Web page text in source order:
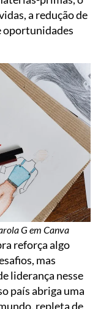
a redução de
oportunidades
G em Canva
reforça algo
mas
liderança nesse
país abriga uma
repleta de